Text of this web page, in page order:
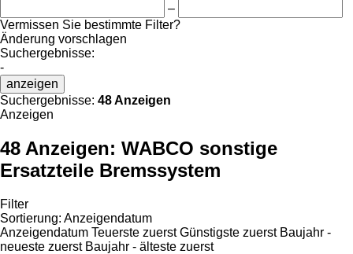
–
Vermissen Sie bestimmte Filter?
Änderung vorschlagen
Suchergebnisse:
-
anzeigen
Suchergebnisse: 48 Anzeigen
Anzeigen
48 Anzeigen: WABCO sonstige
Ersatzteile Bremssystem
Filter
Sortierung: Anzeigendatum
Anzeigendatum Teuerste zuerst Günstigste zuerst Baujahr -
neueste zuerst Baujahr - älteste zuerst